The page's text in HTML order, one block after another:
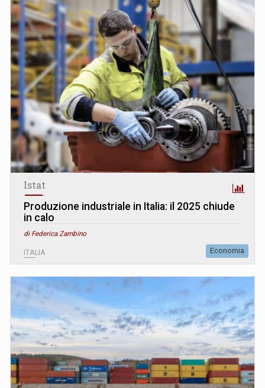
Istat
Produzione industriale in Italia: il 2025 chiude
in calo
di Federica Zambino
ITALIA Economia